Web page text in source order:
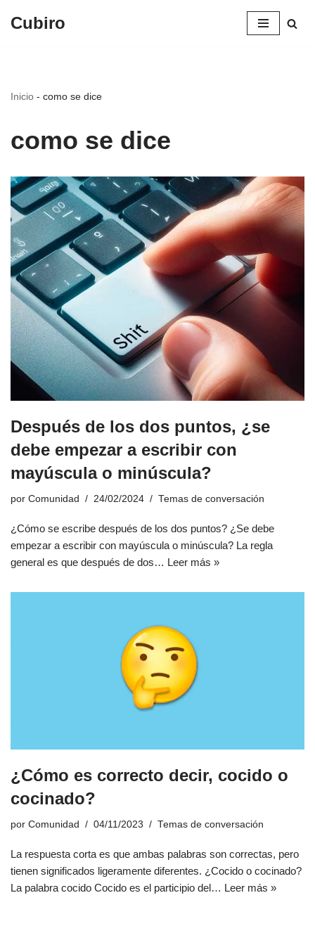
Cubiro
Inicio - como se dice
como se dice
Después de los dos puntos, ¿se
debe empezar a escribir con
mayúscula o minúscula?
por Comunidad 24/02/2024 Temas de conversación
¿Cómo se escribe después de los dos puntos? ¿Se debe
empezar a escribir con mayúscula o minúscula? La regla
general es que después de dos… Leer más »
¿Cómo es correcto decir, cocido o
cocinado?
por Comunidad 04/11/2023 Temas de conversación
La respuesta corta es que ambas palabras son correctas, pero
tienen significados ligeramente diferentes. ¿Cocido o cocinado?
La palabra cocido Cocido es el participio del… Leer más »